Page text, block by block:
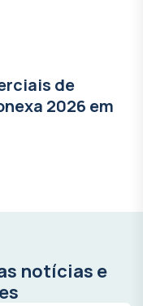
de
2026 em
notícias e